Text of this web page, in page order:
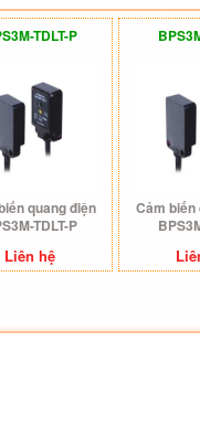
TDLT-P
quang điện
TDLT-P
Liên hệ
Cảm biến